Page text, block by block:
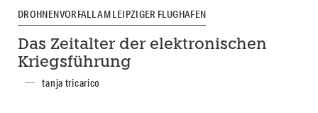
DROHNENVORFALL AM LEIPZIGER FLUGHAFEN
Das Zeitalter der elektronischen
Kriegsführung
tanja tricarico